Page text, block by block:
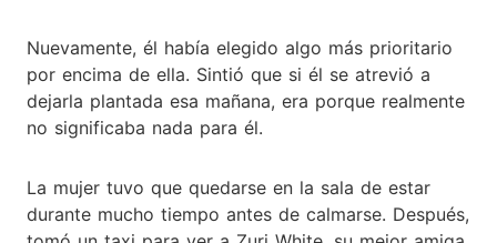
Nuevamente, él había elegido algo más prioritario
por encima de ella. Sintió que si él se atrevió a
dejarla plantada esa mañana, era porque realmente
no significaba nada para él.
La mujer tuvo que quedarse en la sala de estar
durante mucho tiempo antes de calmarse. Después,